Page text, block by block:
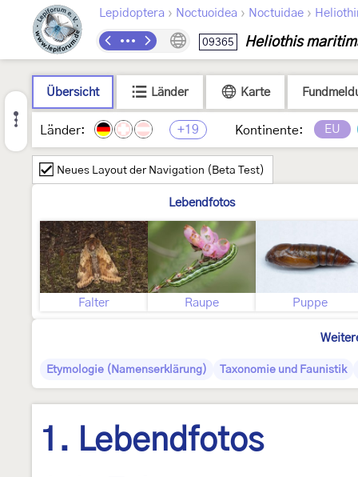
Lepidoptera › Noctuoidea › Noctuidae ›
09365 Heliothis
Übersicht Länder Karte
Länder: +19 Kontinente: EU
Neues Layout der Navigation (Beta Test)
Lebendfotos
Falter Raupe Puppe
Etymologie (Namenserklärung) Taxonomie und Faunistik
1. Lebendfotos